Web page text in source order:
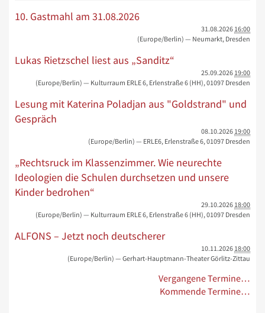
10. Gastmahl am 31.08.2026
31.08.2026 16:00
(Europe/Berlin) — Neumarkt, Dresden
Lukas Rietzschel liest aus „Sanditz“
25.09.2026 19:00
(Europe/Berlin) — Kulturraum ERLE 6, Erlenstraße 6 (HH), 01097 Dresden
Lesung mit Katerina Poladjan aus "Goldstrand" und
Gespräch
08.10.2026 19:00
(Europe/Berlin) — ERLE6, Erlenstraße 6, 01097 Dresden
„Rechtsruck im Klassenzimmer. Wie neurechte
Ideologien die Schulen durchsetzen und unsere
Kinder bedrohen“
29.10.2026 18:00
(Europe/Berlin) — Kulturraum ERLE 6, Erlenstraße 6 (HH), 01097 Dresden
ALFONS – Jetzt noch deutscherer
10.11.2026 18:00
(Europe/Berlin) — Gerhart-Hauptmann-Theater Görlitz-Zittau
Vergangene Termine…
Kommende Termine…